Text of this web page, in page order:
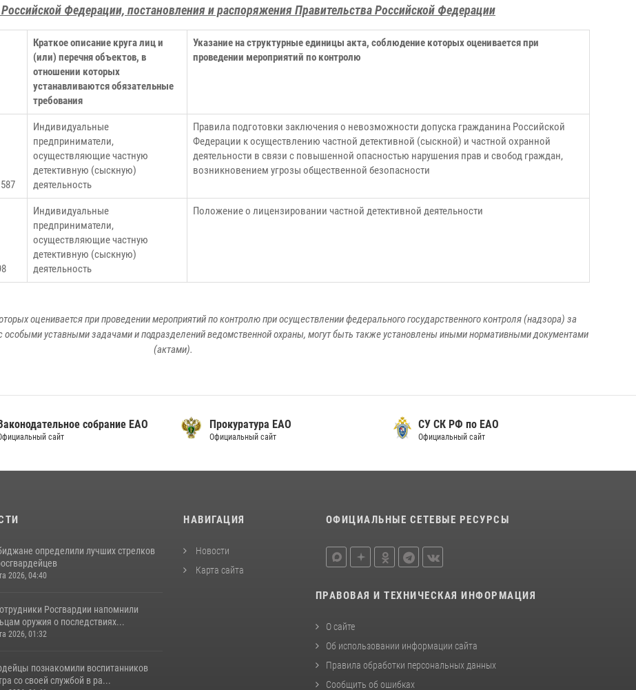
Федерации, постановления и распоряжения Правительства Российской Федерации
Краткое описание круга лиц и
(или) перечня объектов, в
отношении которых
устанавливаются обязательные
требования
Указание на структурные единицы акта, соблюдение которых оценивается при
проведении мероприятий по контролю
Индивидуальные
предприниматели,
осуществляющие частную
детективную (сыскную)
деятельность
Правила подготовки заключения о невозможности допуска гражданина Российской
Федерации к осуществлению частной детективной (сыскной) и частной охранной
деятельности в связи с повышенной опасностью нарушения прав и свобод граждан,
возникновением угрозы общественной безопасности
Индивидуальные
предприниматели,
осуществляющие частную
детективную (сыскную)
деятельность
Положение о лицензировании частной детективной деятельности
оценивается при проведении мероприятий по контролю при осуществлении федерального государственного контроля (надзора) за
уставными задачами и подразделений ведомственной охраны, могут быть также установлены иными нормативными документами
(актами).
собрание ЕАО
сайт
Прокуратура ЕАО
Официальный сайт
СУ СК РФ по ЕАО
Официальный сайт
определили лучших стрелков
2026, 04:40
Росгвардии напомнили
оружия о последствиях...
2026, 01:32
познакомили воспитанников
со своей службой в ра...
НАВИГАЦИЯ
Новости
Карта сайта
ОФИЦИАЛЬНЫЕ СЕТЕВЫЕ РЕСУРСЫ
ПРАВОВАЯ И ТЕХНИЧЕСКАЯ ИНФОРМАЦИЯ
О сайте
Об использовании информации сайта
Правила обработки персональных данных
Сообщить об ошибках